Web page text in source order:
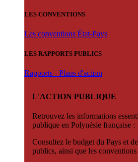
LES CONVENTIONS
Les conventions État-Pays
LES RAPPORTS PUBLICS
Rapports - Plans d'action
L'ACTION PUBLIQUE
Retrouvez les informations
publique en Polynésie française :
Consultez le budget du Pays et
publics, ainsi que les conventions